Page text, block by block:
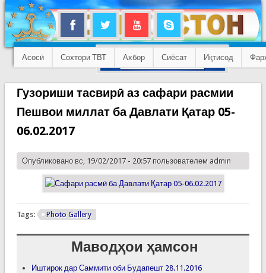
Асосӣ Сохтори ТВТ Ахбор Сиёсат Иқтисод
Гузориши тасвирӣ аз сафари расмии
Пешвои миллат ба Давлати Қатар 05-
06.02.2017
Опубликовано вс, 19/02/2017 - 20:57 пользователем admin
Tags: Photo Gallery
Маводҳои ҳамсон
Иштирок дар Саммити оби Будапешт 28.11.2016